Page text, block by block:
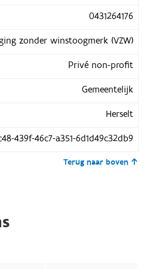
0431264176
zonder winstoogmerk (VZW)
Privé non-profit
Gemeentelijk
Herselt
439f-46c7-a351-6d1d49c32db9
Terug naar boven